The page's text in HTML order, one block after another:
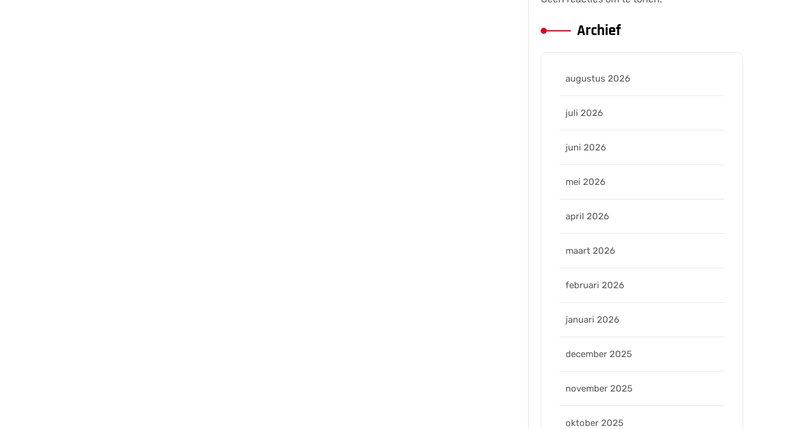
Archief
augustus 2026
juli 2026
juni 2026
mei 2026
april 2026
maart 2026
februari 2026
januari 2026
december 2025
november 2025
oktober 2025